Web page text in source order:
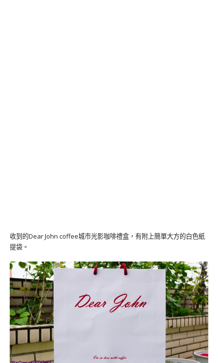
收到的Dear John coffee城市光影咖啡禮盒，有附上簡單大方的白色紙
提袋。